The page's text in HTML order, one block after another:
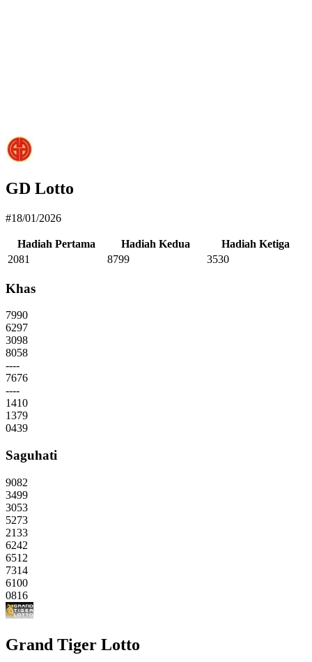
GD Lotto
#18/01/2026
Hadiah Pertama Hadiah Kedua
Hadiah Ketiga
2081
8799 3530
Khas
7990
6297
3098
8058
----
7676
----
1410
1379
0439
Saguhati
9082
3499
3053
5273
2133
6242
6512
7314
6100
0816
Grand Tiger Lotto